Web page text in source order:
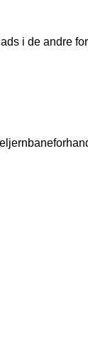
i de andre